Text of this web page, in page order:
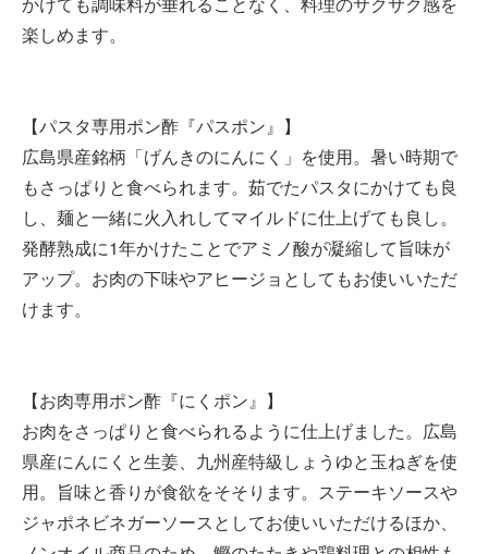
楽しめます。
【パスタ専用ポン酢『パスポン』】
広島県産銘柄「げんきのにんにく」を使用。暑い時期で
もさっぱりと食べられます。茹でたパスタにかけても良
し、麺と一緒に火入れしてマイルドに仕上げても良し。
発酵熟成に1年かけたことでアミノ酸が凝縮して旨味が
アップ。お肉の下味やアヒージョとしてもお使いいただ
けます。
【お肉専用ポン酢『にくポン』】
お肉をさっぱりと食べられるように仕上げました。広島
県産にんにくと生姜、九州産特級しょうゆと玉ねぎを使
用。旨味と香りが食欲をそそります。ステーキソースや
ジャポネビネガーソースとしてお使いいただけるほか、